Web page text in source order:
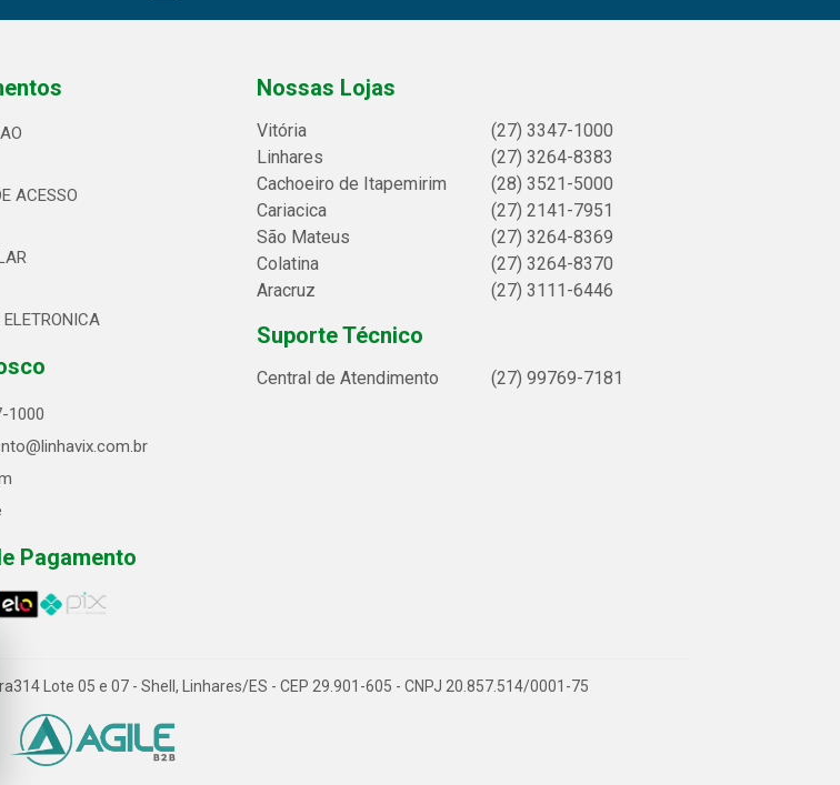
ACESSO
1000
Pagamento
Nossas Lojas
Vitória
(27) 3347-1000
Linhares
(27) 3264-8383
Cachoeiro de Itapemirim
(28) 3521-5000
Cariacica
(27) 2141-7951
São Mateus
(27) 3264-8369
Colatina
(27) 3264-8370
Aracruz
(27) 3111-6446
Suporte Técnico
Central de Atendimento (27) 99769-7181
Lote 05 e 07 - Shell, Linhares/ES - CEP 29.901-605 - CNPJ 20.857.514/0001-75